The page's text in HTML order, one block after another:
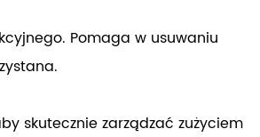
Pomaga w usuwaniu
skutecznie zarządzać zużyciem